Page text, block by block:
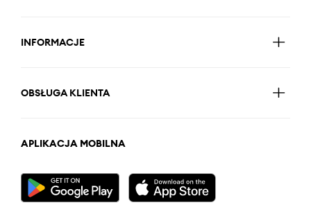
INFORMACJE
OBSŁUGA KLIENTA
APLIKACJA MOBILNA